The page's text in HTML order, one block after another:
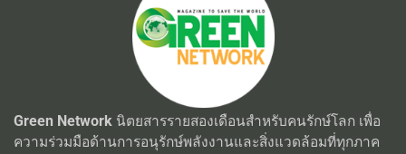
Green Network นิตยสารรายสองเดือนสำหรับคนรักษ์โลก เพื่อ
ความร่วมมือด้านการอนุรักษ์พลังงานและสิ่งแวดล้อมที่ทุกภาค